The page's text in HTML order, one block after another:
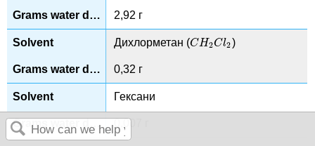
2,92 г
Дихлорметан (CH2Cl2
CH2Cl2)
0,32 г
Гексани
0,007 г